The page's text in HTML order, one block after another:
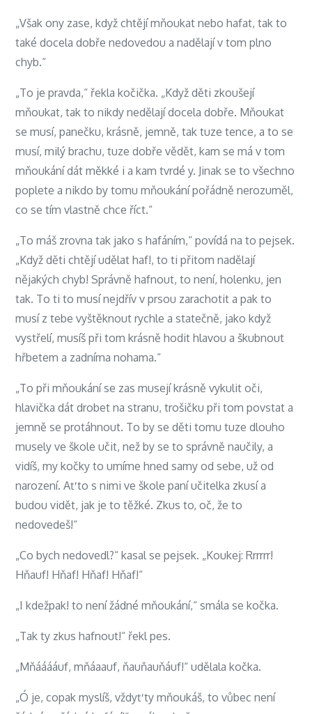
„Však ony zase, když chtějí mňoukat nebo hafat, tak to
také docela dobře nedovedou a nadělají v tom plno
chyb.“
„To je pravda,“ řekla kočička. „Když děti zkoušejí
mňoukat, tak to nikdy nedělají docela dobře. Mňoukat
se musí, panečku, krásně, jemně, tak tuze tence, a to se
musí, milý brachu, tuze dobře vědět, kam se má v tom
mňoukání dát měkké i a kam tvrdé y. Jinak se to všechno
poplete a nikdo by tomu mňoukání pořádně nerozuměl,
co se tím vlastně chce říct.“
„To máš zrovna tak jako s hafáním,“ povídá na to pejsek.
„Když děti chtějí udělat haf!, to ti přitom nadělají
nějakých chyb! Správně hafnout, to není, holenku, jen
tak. To ti to musí nejdřív v prsou zarachotit a pak to
musí z tebe vyštěknout rychle a statečně, jako když
vystřelí, musíš při tom krásně hodit hlavou a škubnout
hřbetem a zadníma nohama.“
„To při mňoukání se zas musejí krásně vykulit oči,
hlavička dát drobet na stranu, trošičku při tom povstat a
jemně se protáhnout. To by se děti tomu tuze dlouho
musely ve škole učit, než by se to správně naučily, a
vidíš, my kočky to umíme hned samy od sebe, už od
narození. Ať to s nimi ve škole paní učitelka zkusí a
budou vidět, jak je to těžké. Zkus to, oč, že to
nedovedeš!“
„Co bych nedovedl?“ kasal se pejsek. „Koukej: Rrrrrr!
Hňauf! Hňaf! Hňaf! Hňaf!“
„I kdežpak! to není žádné mňoukání,“ smála se kočka.
„Tak ty zkus hafnout!“ řekl pes.
„Mňááááuf, mňáaauf, ňauňauňáuf!“ udělala kočka.
„Ó je, copak myslíš, vždyť ty mňoukáš, to vůbec není